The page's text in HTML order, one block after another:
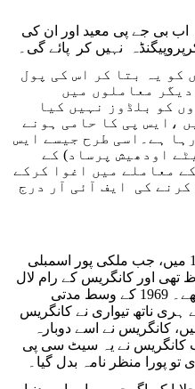
اب بی جے پی معید اور ان کی
نہیں کر پائے گی۔
کو یہ بتا کر اس کی پول
معاملوں میں
کو بلڈوز نہیں کیا
،ایس پی کا حامی ہونے
ہے۔اسی طرح جیسے ایس
اودھیش پرساد) کے
معاملے میں اغوا کرکے
کی ایف آئی آر درج
بہرحال، ماضی میں جائیں تو 1967 میں، جب ملکی پور اسمبلی
تھی اور کانگریس کے رام لال
مشرا اس کے پہلے ایم ایل اے بنے تھے۔ 1969 کے وسط مدتی
ہری ناتھ تیواری نے کانگریس
سیٹ چھین لی، اور 1974 میں، کانگریس نے اسے دوبارہ
لیکن 1977 میں جب کانگریس نے یہ سیٹ سی پی
پورا منظر نامہ بدل گیا۔